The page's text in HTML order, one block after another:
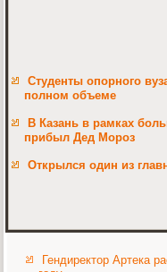
Студенты опорного
полном объеме
В Казань в рамках
прибыл Дед Мороз
Открылся один из
Гендиректор Артека